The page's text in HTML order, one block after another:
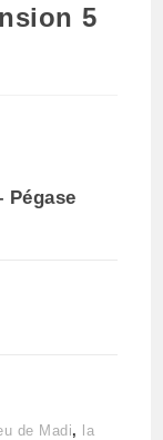
5
Pégase
de Madi, la